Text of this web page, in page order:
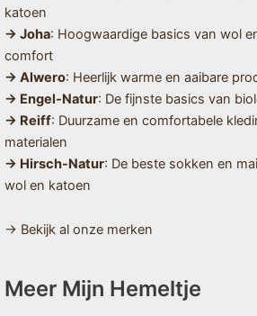
katoen
→ Joha: Hoogwaardige basics van wol
comfort
→ Alwero: Heerlijk warme en aaibare
→ Engel-Natur: De fijnste basics van
→ Reiff: Duurzame en comfortabele
materialen
→ Hirsch-Natur: De beste sokken en
wol en katoen
→ Bekijk al onze merken
Meer Mijn Hemeltje